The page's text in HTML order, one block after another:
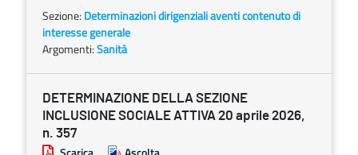
Sezione: Determinazioni dirigenziali aventi contenuto di
interesse generale
Argomenti:Sanità
DETERMINAZIONE DELLA SEZIONE
INCLUSIONE SOCIALE ATTIVA 20 aprile 2026,
n. 357